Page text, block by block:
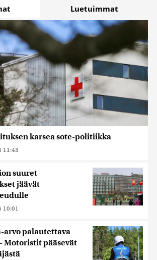
Luetuimmat
karsea sote-politiikka
11:43
suuret
jäävät
10:01
arvo palautettava
Motoristit pääsevät